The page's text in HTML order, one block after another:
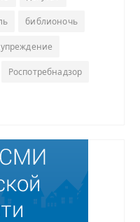
библионочь
Роспотребнадзор